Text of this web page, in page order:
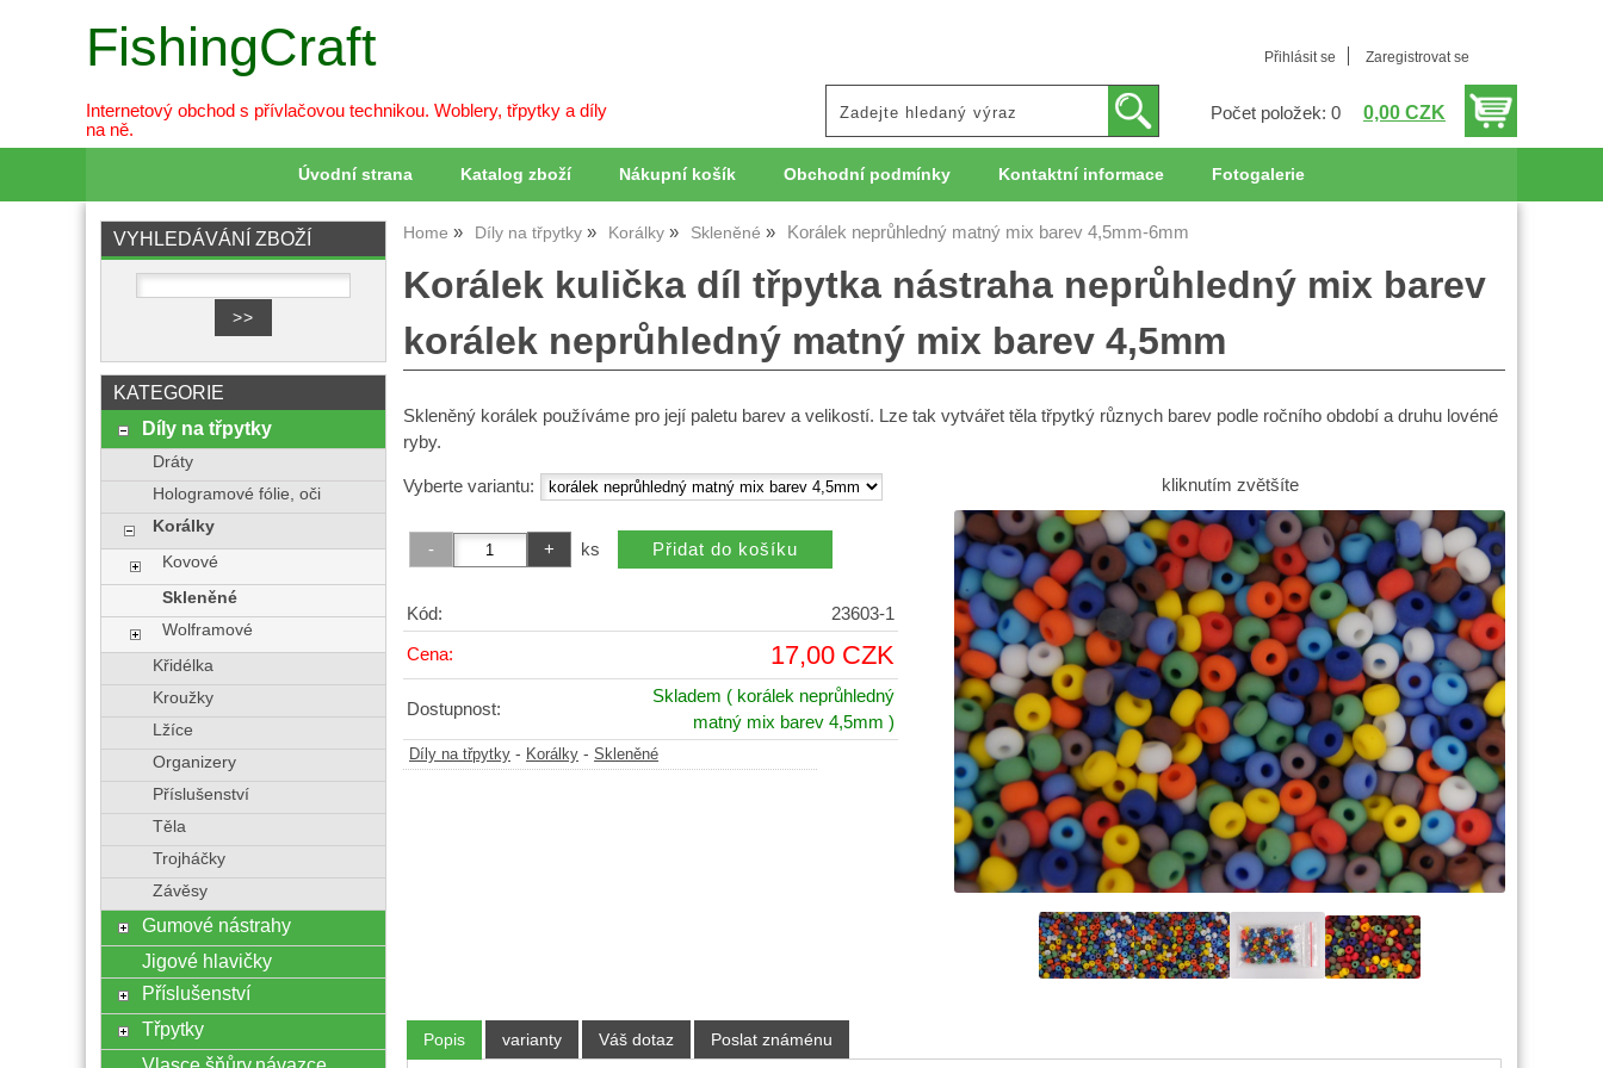
Přihlásit se Zaregistrovat se
Počet položek: 0 0,00 CZK
FishingCraft
Internetový obchod s přívlačovou technikou. Woblery, třpytky a díly
na ně.
Úvodní strana Katalog zboží Nákupní košík Obchodní podmínky Kontaktní informace Fotogalerie
Home Díly na třpytky Korálky Skleněné Korálek neprůhledný matný mix barev 4,5mm-6mm
Korálek kulička díl třpytka nástraha neprůhledný mix barev
korálek neprůhledný matný mix barev 4,5mm
Skleněný korálek používáme pro její paletu barev a velikostí. Lze tak vytvářet těla třpytký různych barev podle ročního období a druhu lovéné
ryby.
kliknutím zvětšíte
Vyberte variantu:
ks
Kód: 23603-1
Cena: 17,00 CZK
Dostupnost:
Skladem ( korálek neprůhledný
matný mix barev 4,5mm )
Díly na třpytky - Korálky - Skleněné
Popis varianty Váš dotaz Poslat známénu
VYHLEDÁVÁNÍ ZBOŽÍ
KATEGORIE
Díly na třpytky
Dráty
Hologramové fólie, oči
Korálky
Kovové
Skleněné
Wolframové
Křidélka
Kroužky
Lžíce
Organizery
Příslušenství
Těla
Trojháčky
Závěsy
Gumové nástrahy
Jigové hlavičky
Příslušenství
Třpytky